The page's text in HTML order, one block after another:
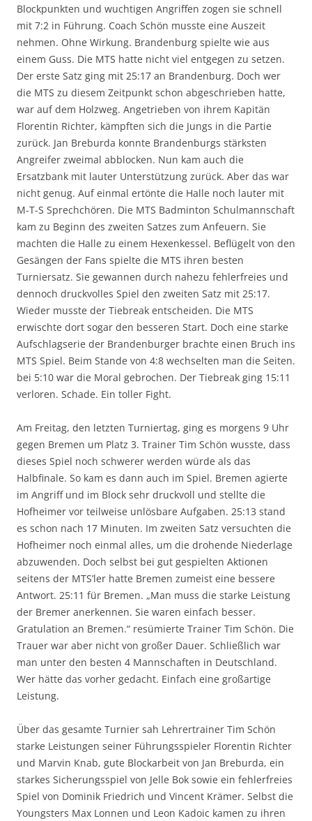
Blockpunkten und wuchtigen Angriffen zogen sie schnell
mit 7:2 in Führung. Coach Schön musste eine Auszeit
nehmen. Ohne Wirkung. Brandenburg spielte wie aus
einem Guss. Die MTS hatte nicht viel entgegen zu setzen.
Der erste Satz ging mit 25:17 an Brandenburg. Doch wer
die MTS zu diesem Zeitpunkt schon abgeschrieben hatte,
war auf dem Holzweg. Angetrieben von ihrem Kapitän
Florentin Richter, kämpften sich die Jungs in die Partie
zurück. Jan Breburda konnte Brandenburgs stärksten
Angreifer zweimal abblocken. Nun kam auch die
Ersatzbank mit lauter Unterstützung zurück. Aber das war
nicht genug. Auf einmal ertönte die Halle noch lauter mit
M-T-S Sprechchören. Die MTS Badminton Schulmannschaft
kam zu Beginn des zweiten Satzes zum Anfeuern. Sie
machten die Halle zu einem Hexenkessel. Beflügelt von den
Gesängen der Fans spielte die MTS ihren besten
Turniersatz. Sie gewannen durch nahezu fehlerfreies und
dennoch druckvolles Spiel den zweiten Satz mit 25:17.
Wieder musste der Tiebreak entscheiden. Die MTS
erwischte dort sogar den besseren Start. Doch eine starke
Aufschlagserie der Brandenburger brachte einen Bruch ins
MTS Spiel. Beim Stande von 4:8 wechselten man die Seiten.
bei 5:10 war die Moral gebrochen. Der Tiebreak ging 15:11
verloren. Schade. Ein toller Fight.
Am Freitag, den letzten Turniertag, ging es morgens 9 Uhr
gegen Bremen um Platz 3. Trainer Tim Schön wusste, dass
dieses Spiel noch schwerer werden würde als das
Halbfinale. So kam es dann auch im Spiel. Bremen agierte
im Angriff und im Block sehr druckvoll und stellte die
Hofheimer vor teilweise unlösbare Aufgaben. 25:13 stand
es schon nach 17 Minuten. Im zweiten Satz versuchten die
Hofheimer noch einmal alles, um die drohende Niederlage
abzuwenden. Doch selbst bei gut gespielten Aktionen
seitens der MTS’ler hatte Bremen zumeist eine bessere
Antwort. 25:11 für Bremen. „Man muss die starke Leistung
der Bremer anerkennen. Sie waren einfach besser.
Gratulation an Bremen.“ resümierte Trainer Tim Schön. Die
Trauer war aber nicht von großer Dauer. Schließlich war
man unter den besten 4 Mannschaften in Deutschland.
Wer hätte das vorher gedacht. Einfach eine großartige
Leistung.
Über das gesamte Turnier sah Lehrertrainer Tim Schön
starke Leistungen seiner Führungsspieler Florentin Richter
und Marvin Knab, gute Blockarbeit von Jan Breburda, ein
starkes Sicherungsspiel von Jelle Bok sowie ein fehlerfreies
Spiel von Dominik Friedrich und Vincent Krämer. Selbst die
Youngsters Max Lonnen und Leon Kadoic kamen zu ihren